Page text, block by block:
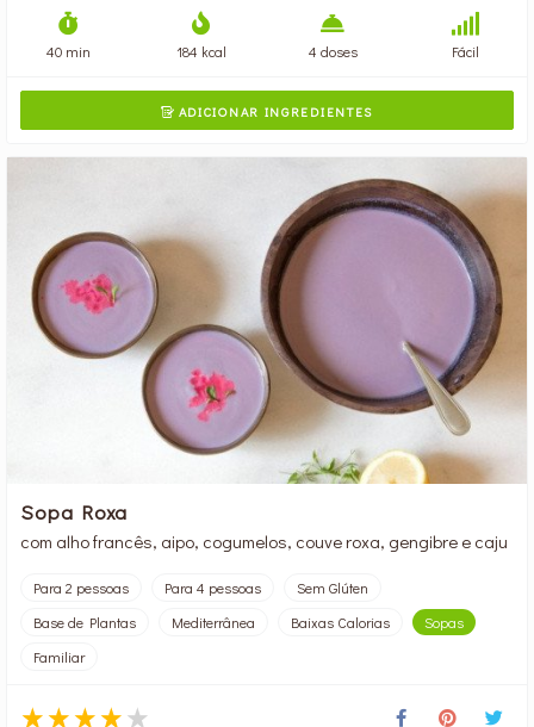
40 min 184 kcal 4 doses Fácil
ADICIONAR INGREDIENTES
Sopa Roxa
com alho francês, aipo, cogumelos, couve roxa, gengibre e caju
Para 2 pessoas Para 4 pessoas
Sem Glúten
Base de Plantas
Mediterrânea Baixas Calorias
Sopas
Familiar